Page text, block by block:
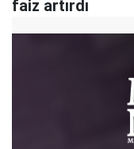
faiz artırdı